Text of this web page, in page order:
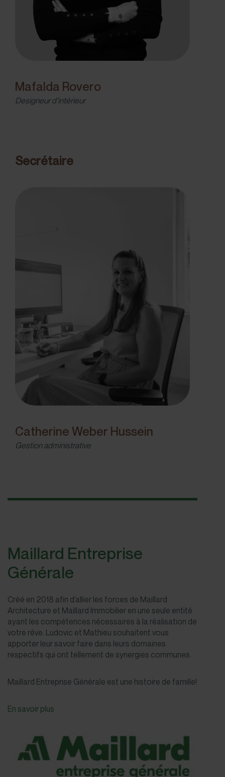
Mafalda Rovero
Designeur d’intérieur
Secrétaire
Catherine Weber Hussein
Gestion administrative
Maillard Entreprise
Générale
Créé en 2018 afin d’allier les forces de Maillard
Architecture et Maillard Immobilier en une seule entité
ayant les compétences nécessaires à la réalisation de
votre rêve. Ludovic et Mathieu souhaitent vous
apporter leur savoir faire dans leurs domaines
respectifs qui ont tellement de synergies communes.
Maillard Entreprise Générale est une histoire de famille!
En savoir plus